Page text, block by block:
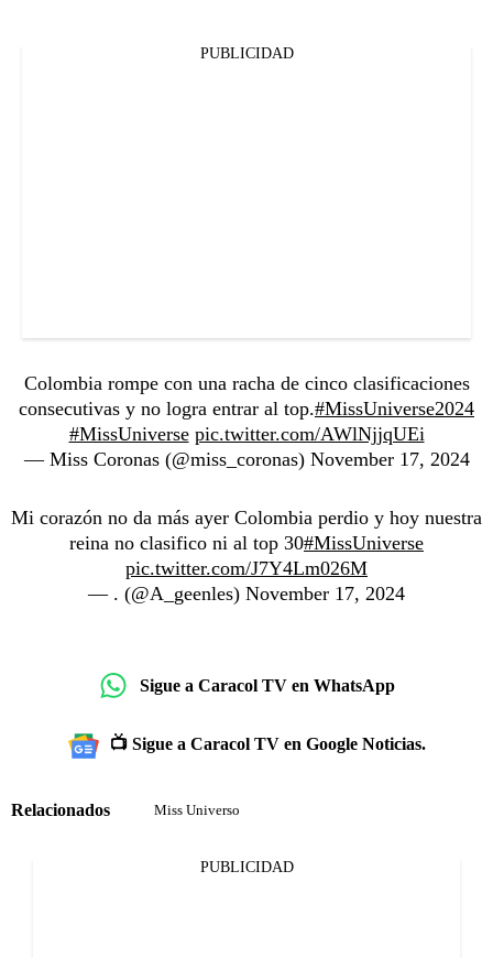
PUBLICIDAD
Colombia rompe con una racha de cinco clasificaciones
consecutivas y no logra entrar al top.#MissUniverse2024
#MissUniverse pic.twitter.com/AWlNjjqUEi
— Miss Coronas (@miss_coronas) November 17, 2024
Mi corazón no da más ayer Colombia perdio y hoy nuestra
reina no clasifico ni al top 30#MissUniverse
pic.twitter.com/J7Y4Lm026M
— . (@A_geenles) November 17, 2024
Sigue a Caracol TV en WhatsApp
📺 Sigue a Caracol TV en Google Noticias.
Relacionados Miss Universo
PUBLICIDAD